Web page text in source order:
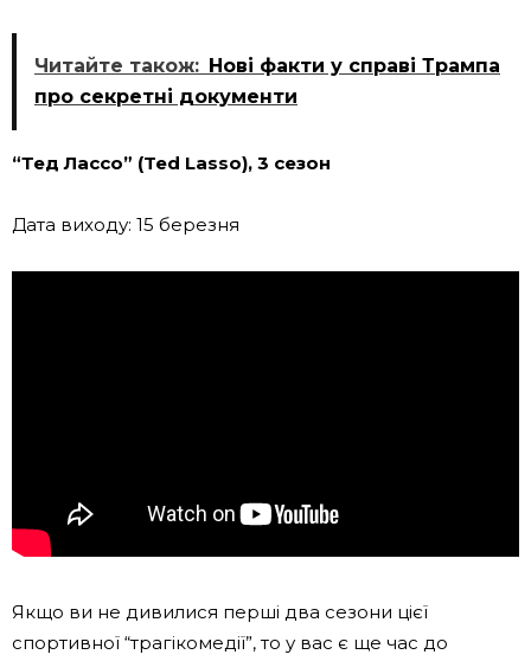
Читайте також: Нові факти у справі Трампа
про секретні документи
“Тед Лассо” (Ted Lasso), 3 сезон
Дата виходу: 15 березня
Якщо ви не дивилися перші два сезони цієї
спортивної “трагікомедії”, то у вас є ще час до